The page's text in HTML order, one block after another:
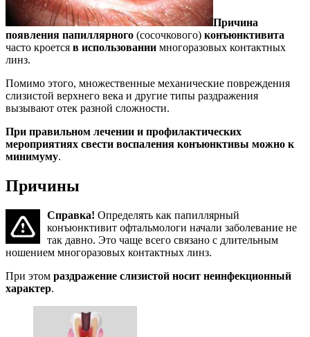
Причина
появления папиллярного (сосочкового) конъюнктивита
часто кроется в использовании многоразовых контактных
линз.
Помимо этого, множественные механические повреждения
слизистой верхнего века и другие типы раздражения
вызывают отек разной сложности.
При правильном лечении и профилактических
мероприятиях свести воспаления конъюнктивы можно к
минимуму.
Причины
Справка! Определять как папиллярный
конъюнктивит офтальмологи начали заболевание не
так давно. Это чаще всего связано с длительным
ношением многоразовых контактных линз.
При этом раздражение слизистой носит неинфекционный
характер.